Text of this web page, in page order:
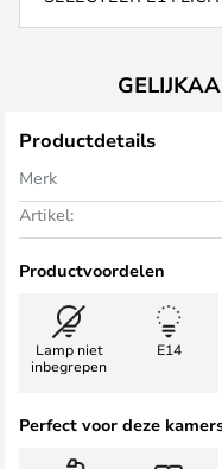
Productdetails
Merk
Artikel:
Productvoordelen
Lamp niet
inbegrepen
E14
Perfect voor deze